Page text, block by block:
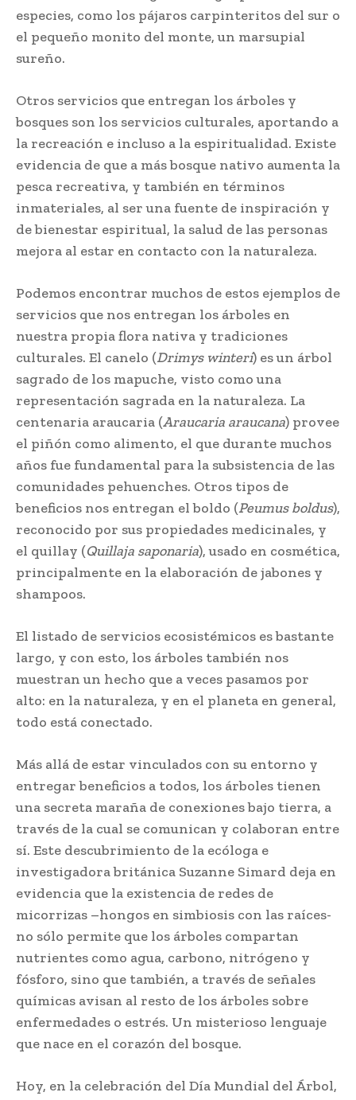
especies, como los pájaros carpinteritos del sur o
el pequeño monito del monte, un marsupial
sureño.
Otros servicios que entregan los árboles y
bosques son los servicios culturales, aportando a
la recreación e incluso a la espiritualidad. Existe
evidencia de que a más bosque nativo aumenta la
pesca recreativa, y también en términos
inmateriales, al ser una fuente de inspiración y
de bienestar espiritual, la salud de las personas
mejora al estar en contacto con la naturaleza.
Podemos encontrar muchos de estos ejemplos de
servicios que nos entregan los árboles en
nuestra propia flora nativa y tradiciones
culturales. El canelo (Drimys winteri) es un árbol
sagrado de los mapuche, visto como una
representación sagrada en la naturaleza. La
centenaria araucaria (Araucaria araucana) provee
el piñón como alimento, el que durante muchos
años fue fundamental para la subsistencia de las
comunidades pehuenches. Otros tipos de
beneficios nos entregan el boldo (Peumus boldus),
reconocido por sus propiedades medicinales, y
el quillay (Quillaja saponaria), usado en cosmética,
principalmente en la elaboración de jabones y
shampoos.
El listado de servicios ecosistémicos es bastante
largo, y con esto, los árboles también nos
muestran un hecho que a veces pasamos por
alto: en la naturaleza, y en el planeta en general,
todo está conectado.
Más allá de estar vinculados con su entorno y
entregar beneficios a todos, los árboles tienen
una secreta maraña de conexiones bajo tierra, a
través de la cual se comunican y colaboran entre
sí. Este descubrimiento de la ecóloga e
investigadora británica Suzanne Simard deja en
evidencia que la existencia de redes de
micorrizas –hongos en simbiosis con las raíces-
no sólo permite que los árboles compartan
nutrientes como agua, carbono, nitrógeno y
fósforo, sino que también, a través de señales
químicas avisan al resto de los árboles sobre
enfermedades o estrés. Un misterioso lenguaje
que nace en el corazón del bosque.
Hoy, en la celebración del Día Mundial del Árbol,